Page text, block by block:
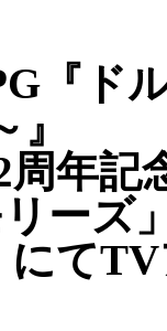
『ド
年記
ーズ
にて